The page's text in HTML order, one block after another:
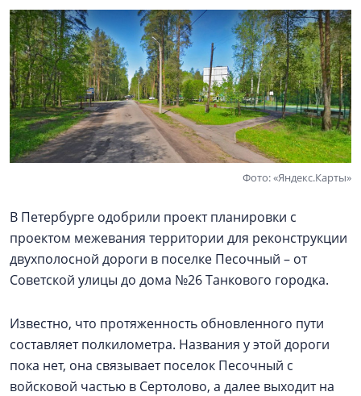
Фото: «Яндекс.Карты»
В Петербурге одобрили проект планировки с
проектом межевания территории для реконструкции
двухполосной дороги в поселке Песочный – от
Советской улицы до дома №26 Танкового городка.
Известно, что протяженность обновленного пути
составляет полкилометра. Названия у этой дороги
пока нет, она связывает поселок Песочный с
войсковой частью в Сертолово, а далее выходит на